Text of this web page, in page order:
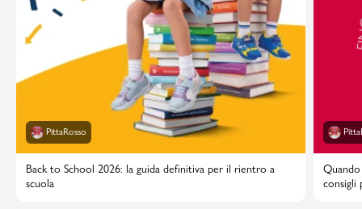
PittaRosso
Back to School 2026: la guida definitiva per il rientro a
scuola
consigli